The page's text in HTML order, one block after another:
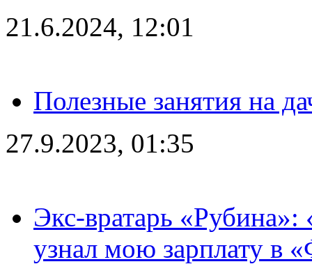
21.6.2024, 12:01
Полезные занятия на
27.9.2023, 01:35
Экс-вратарь «Рубина»:
узнал мою зарплату в